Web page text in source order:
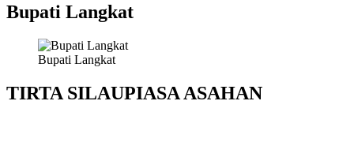
Bupati Langkat
Bupati Langkat
TIRTA SILAUPIASA ASAHAN